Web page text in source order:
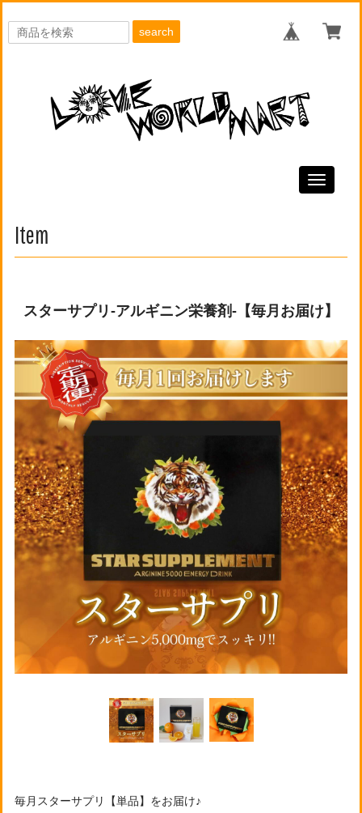
search
Toggle
Item
スターサプリ-アルギニン栄養剤-【毎月お届け】
毎月スターサプリ【単品】をお届け♪